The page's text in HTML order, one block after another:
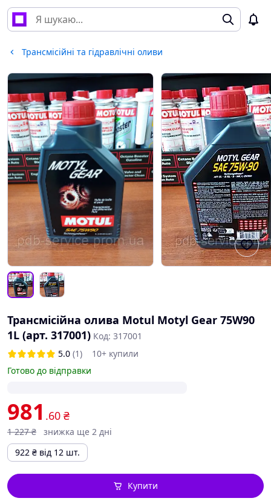
Трансмісійні та гідравлічні оливи
Трансмісійна олива Motul Motyl Gear 75W90
1L (арт. 317001) Код: 317001
5.0 (1)
10+ купили
Готово до відправки
981 .60 ₴
1 227 ₴
знижка ще 2 дні
922 ₴ від 12 шт.
Купити